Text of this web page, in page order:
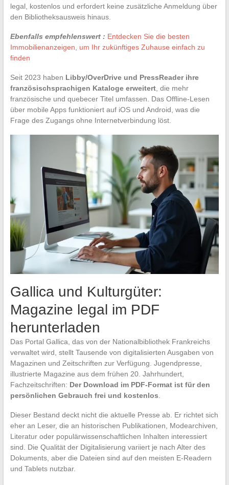
legal, kostenlos und erfordert keine zusätzliche Anmeldung über
den Bibliotheksausweis hinaus.
Ebenfalls empfehlenswert : Entdecken Sie die besten
Immobilienanzeigen, um Ihr zukünftiges Zuhause einfach zu
finden
Seit 2023 haben Libby/OverDrive und PressReader ihre
französischsprachigen Kataloge erweitert, die mehr
französische und quebecer Titel umfassen. Das Offline-Lesen
über mobile Apps funktioniert auf iOS und Android, was die
Frage des Zugangs ohne Internetverbindung löst.
Gallica und Kulturgüter:
Magazine legal im PDF
herunterladen
Das Portal Gallica, das von der Nationalbibliothek Frankreichs
verwaltet wird, stellt Tausende von digitalisierten Ausgaben von
Magazinen und Zeitschriften zur Verfügung. Jugendpresse,
illustrierte Magazine aus dem frühen 20. Jahrhundert,
Fachzeitschriften: Der Download im PDF-Format ist für den
persönlichen Gebrauch frei und kostenlos.
Dieser Bestand deckt nicht die aktuelle Presse ab. Er richtet sich
eher an Leser, die an historischen Publikationen, Modearchiven,
Literatur oder populärwissenschaftlichen Inhalten interessiert
sind. Die Qualität der Digitalisierung variiert je nach Alter des
Dokuments, aber die Dateien sind auf den meisten E-Readern
und Tablets nutzbar.